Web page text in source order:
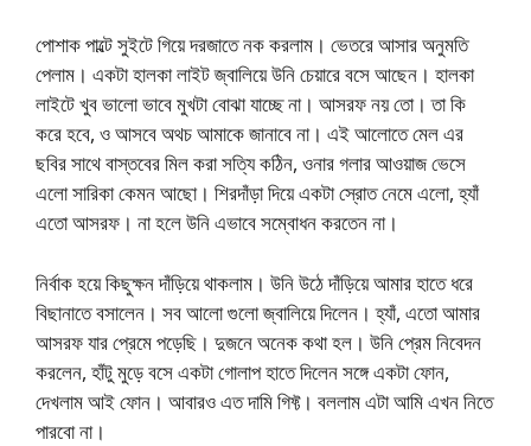
পোশাক পাল্টে সুইটে গিয়ে দরজাতে নক করলাম। ভেতরে আসার অনুমতি
পেলাম। একটা হালকা লাইট জ্বালিয়ে উনি চেয়ারে বসে আছেন। হালকা
লাইটে খুব ভালো ভাবে মুখটা বোঝা যাচ্ছে না। আসরফ নয় তো। তা কি
করে হবে, ও আসবে অথচ আমাকে জানাবে না। এই আলোতে মেল এর
ছবির সাথে বাস্তবের মিল করা সত্যি কঠিন, ওনার গলার আওয়াজ ভেসে
এলো সারিকা কেমন আছো। শিরদাঁড়া দিয়ে একটা স্রোত নেমে এলো, হ্যাঁ
এতো আসরফ। না হলে উনি এভাবে সম্বোধন করতেন না।
নির্বাক হয়ে কিছুক্ষন দাঁড়িয়ে থাকলাম। উনি উঠে দাঁড়িয়ে আমার হাতে ধরে
বিছানাতে বসালেন। সব আলো গুলো জ্বালিয়ে দিলেন। হ্যাঁ, এতো আমার
আসরফ যার প্রেমে পড়েছি। দুজনে অনেক কথা হল। উনি প্রেম নিবেদন
করলেন, হাঁটু মুড়ে বসে একটা গোলাপ হাতে দিলেন সঙ্গে একটা ফোন,
দেখলাম আই ফোন। আবারও এত দামি গিফ্ট। বললাম এটা আমি এখন নিতে
পারবো না।